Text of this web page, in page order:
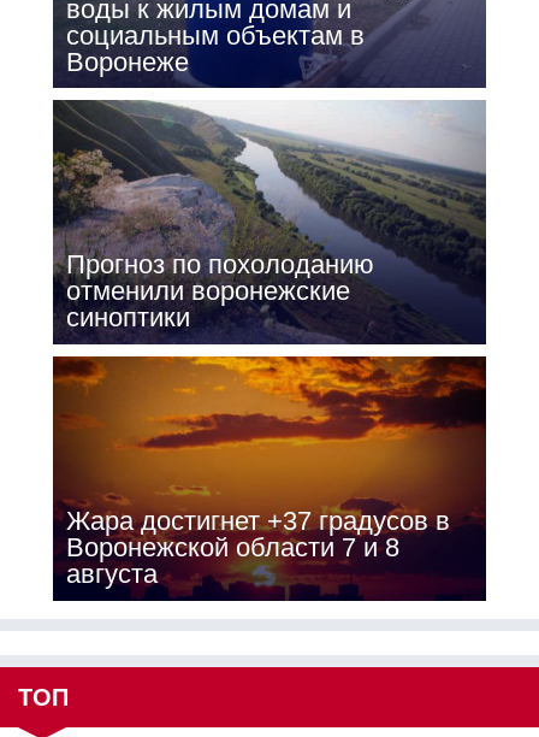
воды к жилым домам и
социальным объектам в
Воронеже
Прогноз по похолоданию
отменили воронежские
синоптики
Жара достигнет +37 градусов в
Воронежской области 7 и 8
августа
ТОП